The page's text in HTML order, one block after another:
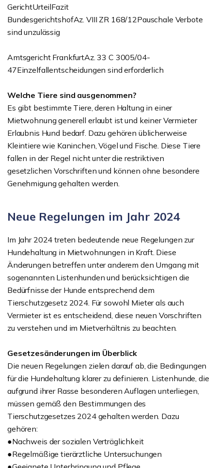
GerichtUrteilFazit
BundesgerichtshofAz. VIII ZR 168/12Pauschale Verbote
sind unzulässig
Amtsgericht FrankfurtAz. 33 C 3005/04-
47Einzelfallentscheidungen sind erforderlich
Welche Tiere sind ausgenommen?
Es gibt bestimmte Tiere, deren Haltung in einer
Mietwohnung generell erlaubt ist und keiner Vermieter
Erlaubnis Hund bedarf. Dazu gehören üblicherweise
Kleintiere wie Kaninchen, Vögel und Fische. Diese Tiere
fallen in der Regel nicht unter die restriktiven
gesetzlichen Vorschriften und können ohne besondere
Genehmigung gehalten werden.
Neue Regelungen im Jahr 2024
Im Jahr 2024 treten bedeutende neue Regelungen zur
Hundehaltung in Mietwohnungen in Kraft. Diese
Änderungen betreffen unter anderem den Umgang mit
sogenannten Listenhunden und berücksichtigen die
Bedürfnisse der Hunde entsprechend dem
Tierschutzgesetz 2024. Für sowohl Mieter als auch
Vermieter ist es entscheidend, diese neuen Vorschriften
zu verstehen und im Mietverhältnis zu beachten.
Gesetzesänderungen im Überblick
Die neuen Regelungen zielen darauf ab, die Bedingungen
für die Hundehaltung klarer zu definieren. Listenhunde, die
aufgrund ihrer Rasse besonderen Auflagen unterliegen,
müssen gemäß den Bestimmungen des
Tierschutzgesetzes 2024 gehalten werden. Dazu
gehören:
●Nachweis der sozialen Verträglichkeit
●Regelmäßige tierärztliche Untersuchungen